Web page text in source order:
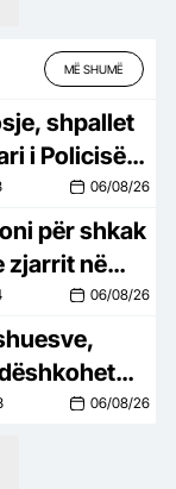
MË SHUMË
shpallet
i Policisë
06/08/26
për shkak
zjarrit në
aktive06/08/26
06/08/26